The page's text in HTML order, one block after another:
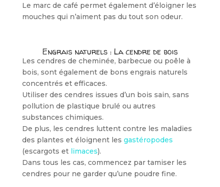
Le marc de café permet également d’éloigner les
mouches qui n’aiment pas du tout son odeur.
Engrais naturels : La cendre de bois
Les cendres de cheminée, barbecue ou poêle à
bois, sont également de bons engrais naturels
concentrés et efficaces.
Utiliser des cendres issues d’un bois sain, sans
pollution de plastique brulé ou autres
substances chimiques.
De plus, les cendres luttent contre les maladies
des plantes et éloignent les gastéropodes
(escargots et limaces).
Dans tous les cas, commencez par tamiser les
cendres pour ne garder qu’une poudre fine.